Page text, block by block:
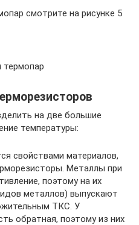
смотрите на рисунке 5
термопар
на две большие
температуры:
свойствами материалов,
Металлы при
поэтому на их
металлов) выпускают
ТКС. У
обратная, поэтому из них